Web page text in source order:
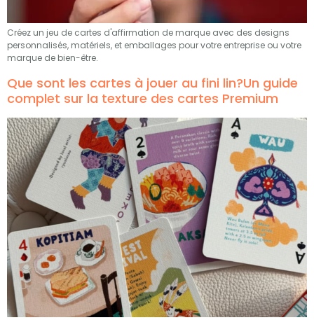
Créez un jeu de cartes d'affirmation de marque avec des designs
personnalisés, matériels, et emballages pour votre entreprise ou votre
marque de bien-être.
Que sont les cartes à jouer au fini lin?Un guide
complet sur la texture des cartes Premium